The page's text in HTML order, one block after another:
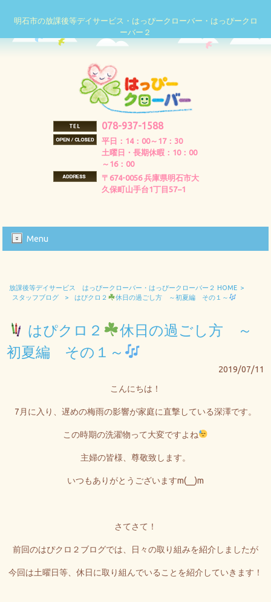
明石市の放課後等デイサービス・はっぴークローバー・はっぴークロ
ーバー２
078-937-1588
平日：14：00～17：30
土曜日・長期休暇：10：00
～16：00
〒674-0056 兵庫県明石市大
久保町山手台1丁目57−1
Menu
放課後等デイサービス はっぴークローバー・はっぴークローバー２ HOME >
スタッフブログ
> はぴクロ２ 休日の過ごし方 ～初夏編 その１～
はぴクロ２
休日の過ごし方 ～
初夏編 その１～
2019/07/11
こんにちは！
7月に入り、遅めの梅雨の影響が家庭に直撃している深澤です。
この時期の洗濯物って大変ですよね
主婦の皆様、尊敬致します。
いつもありがとうございますm(__)m
さてさて！
前回のはぴクロ２ブログでは、日々の取り組みを紹介しましたが
今回は土曜日等、休日に取り組んでいることを紹介していきます！